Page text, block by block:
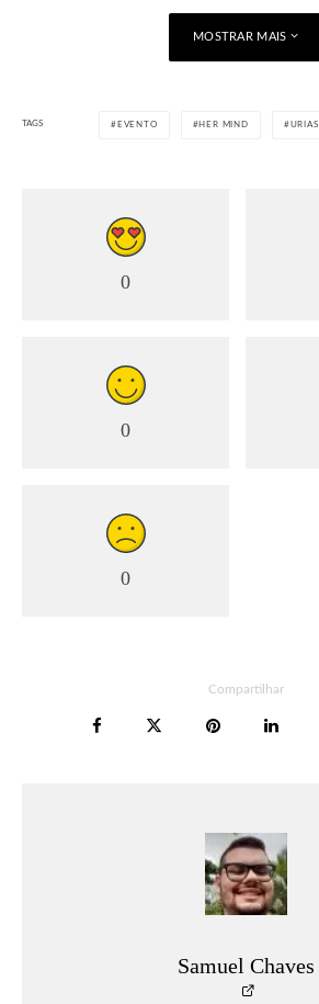
MOSTRAR MAIS
TAGS EVENTO HER MIND URIAS
0
0
0
Compartilhar
Samuel Chaves